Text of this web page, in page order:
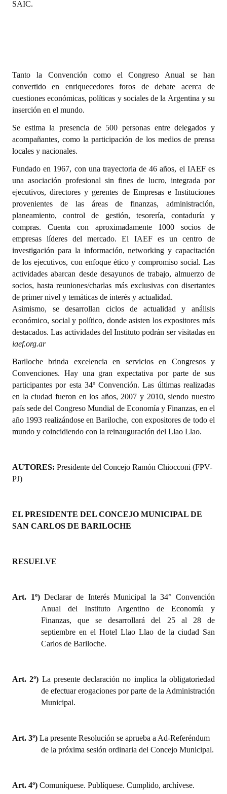
SAIC.
Tanto la Convención como el Congreso Anual se han
convertido en enriquecedores foros de debate acerca de
cuestiones económicas, políticas y sociales de la Argentina y su
inserción en el mundo.
Se estima la presencia de 500 personas entre delegados y
acompañantes, como la participación de los medios de prensa
locales y nacionales.
Fundado en 1967, con una trayectoria de 46 años, el IAEF es
una asociación profesional sin fines de lucro, integrada por
ejecutivos, directores y gerentes de Empresas e Instituciones
provenientes de las áreas de finanzas, administración,
planeamiento, control de gestión, tesorería, contaduría y
compras. Cuenta con aproximadamente 1000 socios de
empresas líderes del mercado. El IAEF es un centro de
investigación para la información, networking y capacitación
de los ejecutivos, con enfoque ético y compromiso social. Las
actividades abarcan desde desayunos de trabajo, almuerzo de
socios, hasta reuniones/charlas más exclusivas con disertantes
de primer nivel y temáticas de interés y actualidad.
Asimismo, se desarrollan ciclos de actualidad y análisis
económico, social y político, donde asisten los expositores más
destacados. Las actividades del Instituto podrán ser visitadas en
iaef.org.ar
Bariloche brinda excelencia en servicios en Congresos y
Convenciones. Hay una gran expectativa por parte de sus
participantes por esta 34º Convención. Las últimas realizadas
en la ciudad fueron en los años, 2007 y 2010, siendo nuestro
país sede del Congreso Mundial de Economía y Finanzas, en el
año 1993 realizándose en Bariloche, con expositores de todo el
mundo y coincidiendo con la reinauguración del Llao Llao.
AUTORES: Presidente del Concejo Ramón Chiocconi (FPV-
PJ)
EL PRESIDENTE DEL CONCEJO MUNICIPAL DE
SAN CARLOS DE BARILOCHE
RESUELVE
Art. 1º)Declarar de Interés Municipal la 34° Convención
Anual del Instituto Argentino de Economía y
Finanzas, que se desarrollará del 25 al 28 de
septiembre en el Hotel Llao Llao de la ciudad San
Carlos de Bariloche.
Art. 2º) La presente declaración no implica la obligatoriedad
de efectuar erogaciones por parte de la Administración
Municipal.
Art. 3º) La presente Resolución se aprueba a Ad-Referéndum
de la próxima sesión ordinaria del Concejo Municipal.
Art. 4º) Comuníquese. Publíquese. Cumplido, archívese.